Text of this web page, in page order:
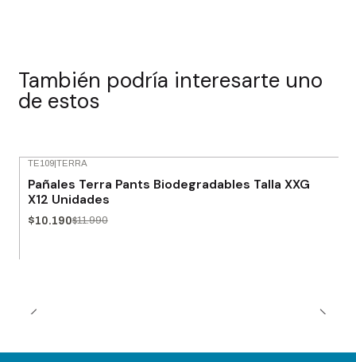
También podría interesarte uno
de estos
TE109|TERRA
Pañales Terra Pants Biodegradables Talla XXG
X12 Unidades
$10.190$11.990